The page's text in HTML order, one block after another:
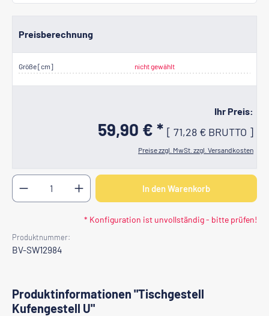
Preisberechnung
Größe [cm] nicht gewählt
Ihr Preis:
59,90 € * [ 71,28 € BRUTTO ]
Preise zzgl. MwSt. zzgl. Versandkosten
Produkt Anzahl: Gib den gewünschten Wert ein
In den Warenkorb
* Konfiguration ist unvollständig - bitte prüfen!
Produktnummer:
BV-SW12984
Produktinformationen "Tischgestell
Kufengestell U"